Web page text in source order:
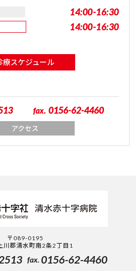
療スケジュール
14:00-16:30
14:00-16:30
fax. 0156-62-4460
アクセス
〒089-0195
川郡清水町南2条2丁目1
fax. 0156-62-4460